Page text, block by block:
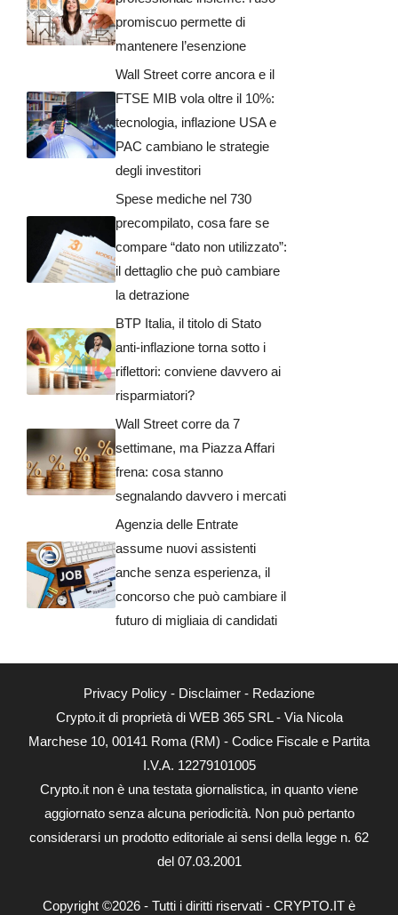
promiscuo permette di
mantenere l’esenzione
Wall Street corre ancora e il
FTSE MIB vola oltre il 10%:
tecnologia, inflazione USA e
PAC cambiano le strategie
degli investitori
Spese mediche nel 730
precompilato, cosa fare se
compare “dato non utilizzato”:
il dettaglio che può cambiare
la detrazione
BTP Italia, il titolo di Stato
anti-inflazione torna sotto i
riflettori: conviene davvero ai
risparmiatori?
Wall Street corre da 7
settimane, ma Piazza Affari
frena: cosa stanno
segnalando davvero i mercati
Agenzia delle Entrate
assume nuovi assistenti
anche senza esperienza, il
concorso che può cambiare il
futuro di migliaia di candidati
Privacy Policy - Disclaimer - Redazione
Crypto.it di proprietà di WEB 365 SRL - Via Nicola
Marchese 10, 00141 Roma (RM) - Codice Fiscale e Partita
I.V.A. 12279101005
Crypto.it non è una testata giornalistica, in quanto viene
aggiornato senza alcuna periodicità. Non può pertanto
considerarsi un prodotto editoriale ai sensi della legge n. 62
del 07.03.2001
Copyright ©2026 - Tutti i diritti riservati - CRYPTO.IT è